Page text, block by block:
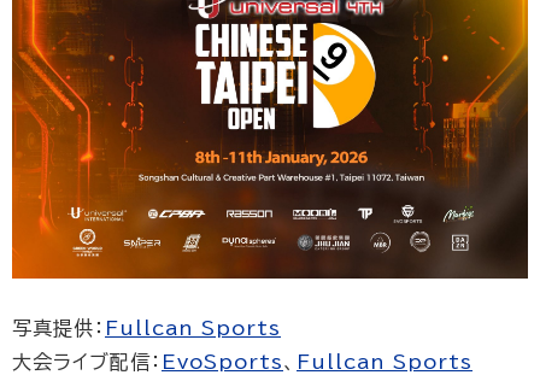
写真提供： Fullcan Sports
大会ライブ配信： EvoSports、
Fullcan Sports